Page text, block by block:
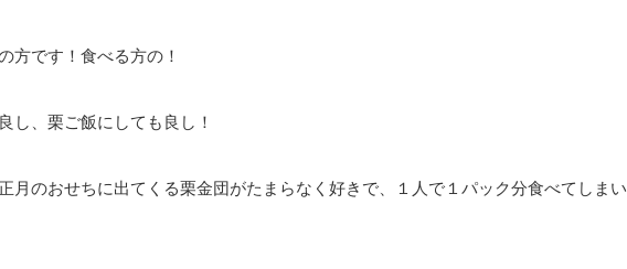
方です！食べる方の！
し、栗ご飯にしても良し！
月のおせちに出てくる栗金団がたまらなく好きで、１人で１パック分食べてしまい